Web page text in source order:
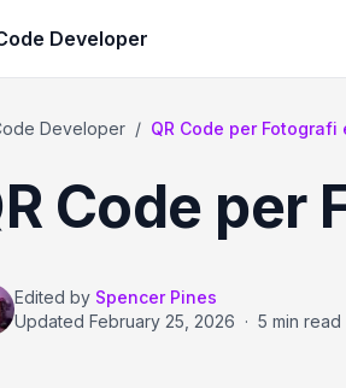
Developer
Developer / QR Code per Fotografi
Code per
Edited by Spencer Pines
Updated February 25, 2026 · 5 min read